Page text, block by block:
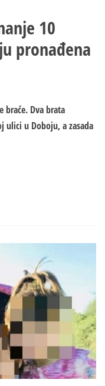
10
pronađena
braće. Dva brata
ulici u Doboju, a zasada